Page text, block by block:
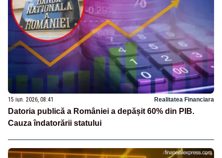
15 iun. 2026, 08:41 Realitatea Financiara
Datoria publică a României a depășit 60% din PIB.
Cauza îndatorării statului